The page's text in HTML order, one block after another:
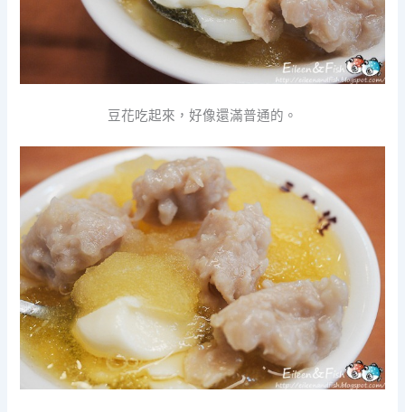
豆花吃起來，好像還滿普通的。